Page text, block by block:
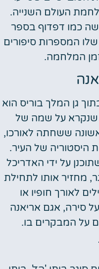
העולם השנייה.
כמו דפדוף בספר
שלו המספרות סיפורים
המלחמה.
גן המלך בוריס הוא
שנקרא על שמה של
ששחתה לאורכו,
היסטוריה של העיר.
על ידי האדריכל
מחזיר אותו לתחילת
מטיילים לאורך חופיו או
סירה, אגם אריאנה
על המבקרים בו.